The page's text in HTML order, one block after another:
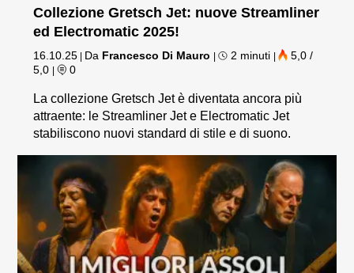
Collezione Gretsch Jet: nuove Streamliner
ed Electromatic 2025!
16.10.25 Da Francesco Di Mauro | 2 minuti |
5,0 /
5,0
| 0
La collezione Gretsch Jet è diventata ancora più
attraente: le Streamliner Jet e Electromatic Jet
stabiliscono nuovi standard di stile e di suono.